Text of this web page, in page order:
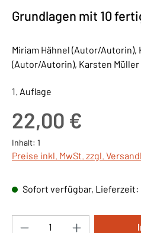
Grundlagen mit 10
Miriam Hähnel (Autor/Autorin),
(Autor/Autorin), Karsten
1. Auflage
22,00 €
Inhalt: 1
Preise inkl. MwSt. zzgl.
Sofort verfügbar, Lieferzeit:
Produkt Anzahl: Gib